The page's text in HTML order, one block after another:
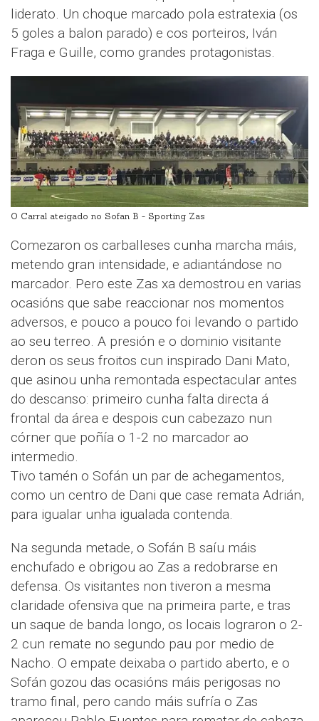
liderato. Un choque marcado pola estratexia (os
5 goles a balon parado) e cos porteiros, Iván
Fraga e Guille, como grandes protagonistas.
O Carral ateigado no Sofan B - Sporting Zas
Comezaron os carballeses cunha marcha máis,
metendo gran intensidade, e adiantándose no
marcador. Pero este Zas xa demostrou en varias
ocasións que sabe reaccionar nos momentos
adversos, e pouco a pouco foi levando o partido
ao seu terreo. A presión e o dominio visitante
deron os seus froitos cun inspirado Dani Mato,
que asinou unha remontada espectacular antes
do descanso: primeiro cunha falta directa á
frontal da área e despois cun cabezazo nun
córner que poñía o 1-2 no marcador ao
intermedio.
Tivo tamén o Sofán un par de achegamentos,
como un centro de Dani que case remata Adrián,
para igualar unha igualada contenda.
Na segunda metade, o Sofán B saíu máis
enchufado e obrigou ao Zas a redobrarse en
defensa. Os visitantes non tiveron a mesma
claridade ofensiva que na primeira parte, e tras
un saque de banda longo, os locais lograron o 2-
2 cun remate no segundo pau por medio de
Nacho. O empate deixaba o partido aberto, e o
Sofán gozou das ocasións máis perigosas no
tramo final, pero cando máis sufría o Zas